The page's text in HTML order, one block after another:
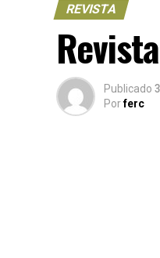
REVISTA
Publicado
Porferc